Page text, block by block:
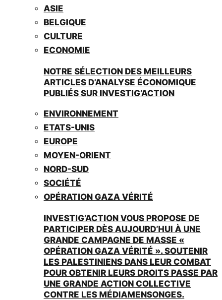
ASIE
BELGIQUE
CULTURE
ECONOMIE
NOTRE SÉLECTION DES MEILLEURS
ARTICLES D’ANALYSE ÉCONOMIQUE
PUBLIÉS SUR INVESTIG’ACTION
ENVIRONNEMENT
ETATS-UNIS
EUROPE
MOYEN-ORIENT
NORD-SUD
SOCIÉTÉ
OPÉRATION GAZA VÉRITÉ
INVESTIG’ACTION VOUS PROPOSE DE
PARTICIPER DÈS AUJOURD’HUI À UNE
GRANDE CAMPAGNE DE MASSE «
OPÉRATION GAZA VÉRITÉ ». SOUTENIR
LES PALESTINIENS DANS LEUR COMBAT
POUR OBTENIR LEURS DROITS PASSE PAR
UNE GRANDE ACTION COLLECTIVE
CONTRE LES MÉDIAMENSONGES.